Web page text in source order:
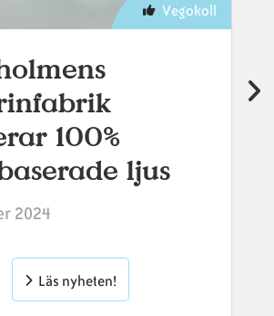
Vegokoll
100%
ljus
2024
Läs nyheten!